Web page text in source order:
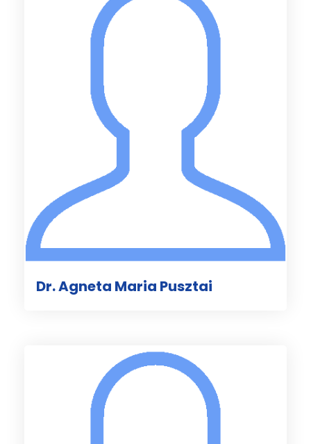
Dr. Agneta Maria Pusztai